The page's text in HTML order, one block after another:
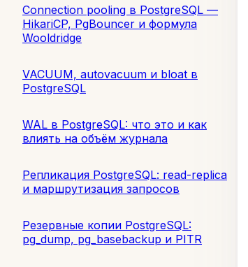
Connection pooling в PostgreSQL —
HikariCP, PgBouncer и формула
Wooldridge
VACUUM, autovacuum и bloat в
PostgreSQL
WAL в PostgreSQL: что это и как
влиять на объём журнала
Репликация PostgreSQL: read-replica
и маршрутизация запросов
Резервные копии PostgreSQL:
pg_dump, pg_basebackup и PITR